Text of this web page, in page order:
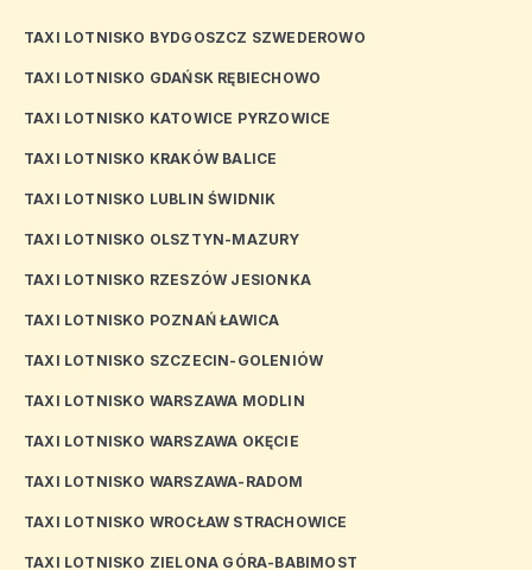
TAXI LOTNISKO BYDGOSZCZ SZWEDEROWO
TAXI LOTNISKO GDAŃSK RĘBIECHOWO
TAXI LOTNISKO KATOWICE PYRZOWICE
TAXI LOTNISKO KRAKÓW BALICE
TAXI LOTNISKO LUBLIN ŚWIDNIK
TAXI LOTNISKO OLSZTYN-MAZURY
TAXI LOTNISKO RZESZÓW JESIONKA
TAXI LOTNISKO POZNAŃ ŁAWICA
TAXI LOTNISKO SZCZECIN-GOLENIÓW
TAXI LOTNISKO WARSZAWA MODLIN
TAXI LOTNISKO WARSZAWA OKĘCIE
TAXI LOTNISKO WARSZAWA-RADOM
TAXI LOTNISKO WROCŁAW STRACHOWICE
TAXI LOTNISKO ZIELONA GÓRA-BABIMOST